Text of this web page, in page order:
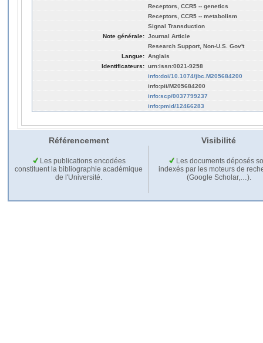
Receptors, CCR5 -- genetics
Receptors, CCR5 -- metabolism
Signal Transduction
Note générale: Journal Article
Research Support, Non-U.S. Gov't
Langue: Anglais
Identificateurs: urn:issn:0021-9258
info:doi/10.1074/jbc.M205684200
info:pii/M205684200
info:scp/0037799237
info:pmid/12466283
Référencement Visibilité
Les publications encodées
constituent la bibliographie académique
de l'Université.
Les documents déposés
indexés par les moteurs de
(Google Scholar,…).